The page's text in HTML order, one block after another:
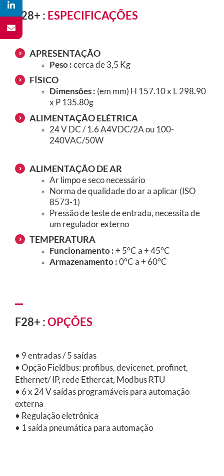
F28+ : ESPECIFICAÇÕES
APRESENTAÇÃO
Peso :cerca de 3,5 Kg
FÍSICO
Dimensões : (em mm) H 157.10 x L 298.90
x P 135.80g
ALIMENTAÇÃO ELÉTRICA
24 V DC / 1.6 A4VDC/2A ou 100-
240VAC/50W
ALIMENTAÇÃO DE AR
Ar limpo e seco necessário
Norma de qualidade do ar a aplicar (ISO
8573-1)
Pressão de teste de entrada, necessita de
um regulador externo
TEMPERATURA
Funcionamento :+ 5°C a + 45°C
Armazenamento :0°C a + 60°C
F28+ :OPÇÕES
• 9 entradas / 5 saídas
• Opção Fieldbus: profibus, devicenet, profinet,
Ethernet/ IP, rede Ethercat, Modbus RTU
• 6 x 24 V saídas programáveis para automação
externa
• Regulação eletrônica
• 1 saída pneumática para automação